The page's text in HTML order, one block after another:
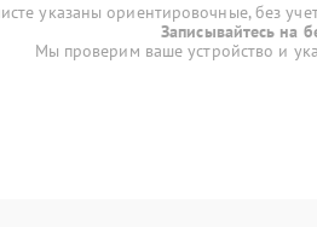
указаны ориентировочные, без
Записывайтесь на
Мы проверим ваше устройство и